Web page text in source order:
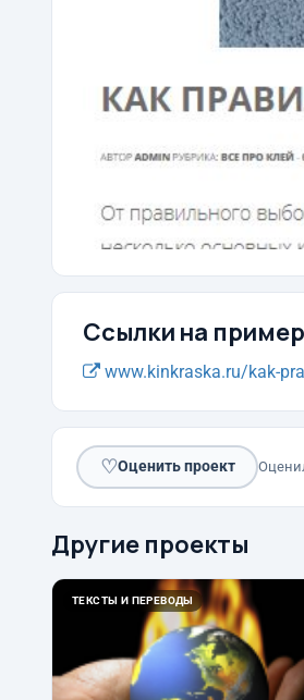
Ссылки на
www.kinkraska.ru/kak-
♡Оценить проект
Другие проекты
ТЕКСТЫ И ПЕРЕВОДЫ